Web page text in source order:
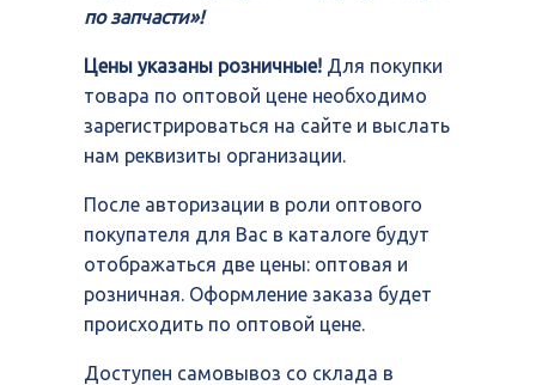
по запчасти»!
Цены указаны розничные! Для покупки
товара по оптовой цене необходимо
зарегистрироваться на сайте и выслать
нам реквизиты организации.
После авторизации в роли оптового
покупателя для Вас в каталоге будут
отображаться две цены: оптовая и
розничная. Оформление заказа будет
происходить по оптовой цене.
Доступен самовывоз со склада в